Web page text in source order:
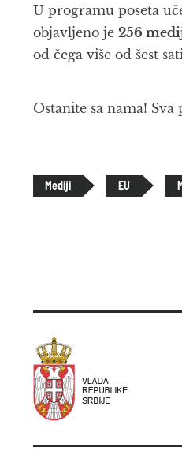
U programu poseta
objavljeno je 256
od čega više od šest
Ostanite sa nama!
Mediji EU